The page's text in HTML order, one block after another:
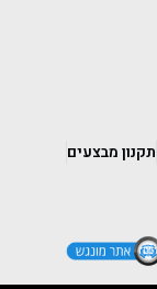
תקנון מבצעים